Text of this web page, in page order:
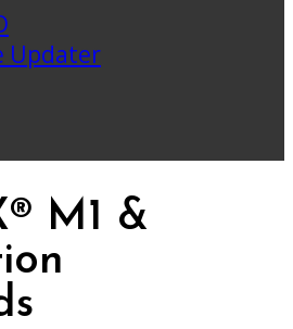
Updater
M1 &